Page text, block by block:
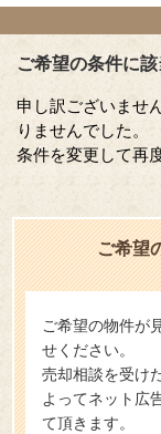
ご希望の条件に
申し訳ございませ
りませんでした。
条件を変更して再
ご希望
ご希望の物件が
せください。
売却相談を受け
よってネット広
て頂きます。